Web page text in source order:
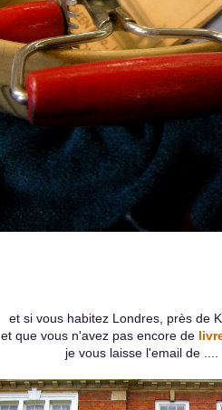
et si vous habitez Londres, près de
et que vous n'avez pas encore de
je vous laisse l'email de ....